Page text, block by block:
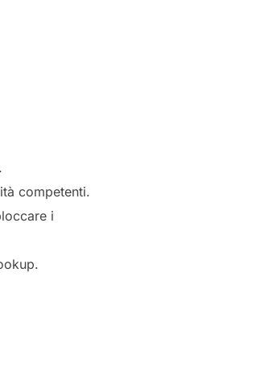
competenti.
i